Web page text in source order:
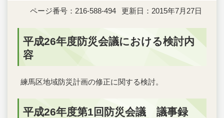
ページ番号：216-588-494 更新日：2015年7月27日
平成26年度防災会議における検討内
容
練馬区地域防災計画の修正に関する検討。
平成26年度第1回防災会議 議事録